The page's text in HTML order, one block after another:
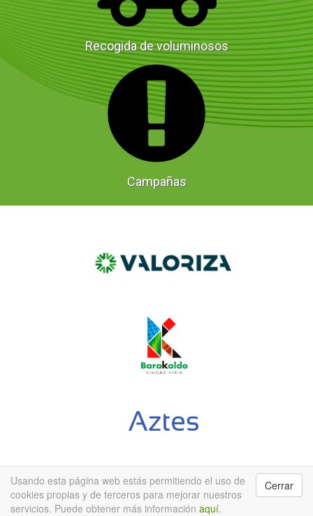
Recogida de voluminosos
Campañas
Cerrar
Usando esta página web estás permitiendo el uso de
cookies propias y de terceros para mejorar nuestros
servicios. Puede obtener más información aquí.
BarakaldoGarbi © 2019-2022 Buscar residuo
Recogida
de voluminosos
Campañas Encuesta de satisfacción